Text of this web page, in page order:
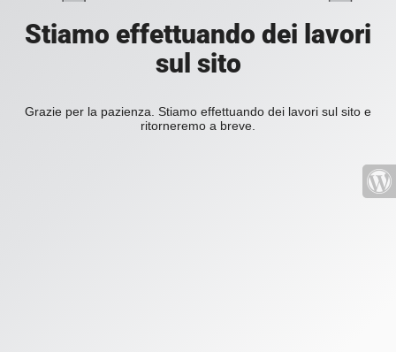
Stiamo effettuando dei lavori
sul sito
Grazie per la pazienza. Stiamo effettuando dei lavori sul sito e
ritorneremo a breve.